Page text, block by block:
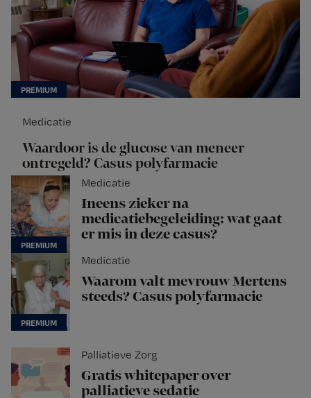
Medicatie
Waardoor is de glucose van meneer
ontregeld? Casus polyfarmacie
Medicatie
Ineens zieker na
medicatiebegeleiding: wat gaat
er mis in deze casus?
Medicatie
Waarom valt mevrouw Mertens
steeds? Casus polyfarmacie
Palliatieve Zorg
Gratis whitepaper over
palliatieve sedatie